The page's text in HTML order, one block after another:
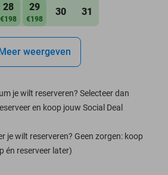
28
€198
29
€198
30 31
weergeven
je wilt reserveren? Selecteer dan
en koop jouw Social Deal
je wilt reserveren? Geen zorgen: koop
én reserveer later)